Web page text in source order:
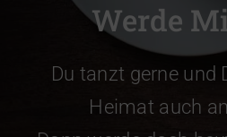
Werde
Du tanzt gerne und
Heimat auch